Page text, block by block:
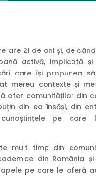
are 21 de ani și, de
activă, implicată și
care își propunea
mereu contexte și
oferi comunităților din
din ea însăși, din
pe care
mult timp din
din România
pe care le oferă